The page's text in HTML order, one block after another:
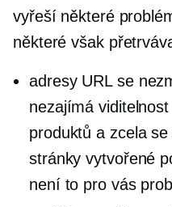
vyřeší některé
některé však
adresy URL se
nezajímá
produktů a zcela
stránky vytvořené
není to pro vás